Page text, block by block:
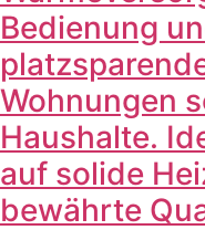
Bedienung
Wohnungen
Haushalte.
auf solide
bewährte